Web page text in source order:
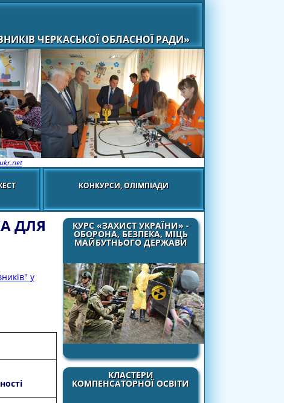
ЧЕРКАСЬКОЇ ОБЛАСНОЇ РАДИ»
КОНКУРСИ, ОЛІМПІАДИ
КУРС «ЗАХИСТ УКРАЇНИ» -
ОБОРОНА, БЕЗПЕКА, МІЦЬ
МАЙБУТНЬОГО ДЕРЖАВИ
КЛАСТЕРИ
КОМПЕНСАТОРНОЇ ОСВІТИ
ДЛЯ
у